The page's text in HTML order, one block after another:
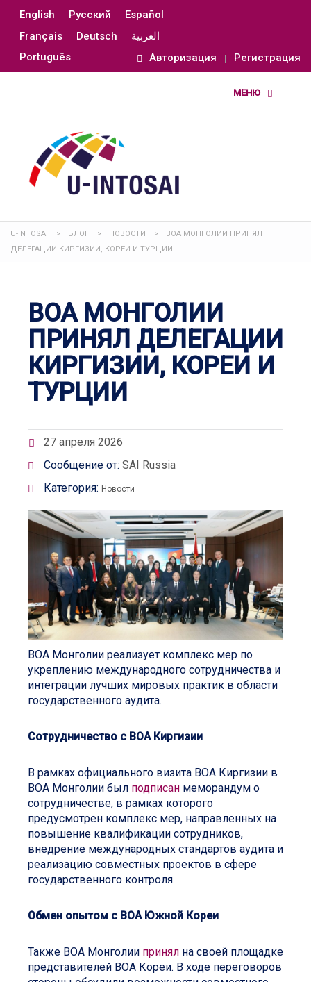
English Русский
Español
Français
Deutsch
العربية
Português
Авторизация Регистрация
U-INTOSAI > БЛОГ > НОВОСТИ >
ВОА МОНГОЛИИ ПРИНЯЛ
ДЕЛЕГАЦИИ КИРГИЗИИ, КОРЕИ И ТУРЦИИ
ВОА МОНГОЛИИ
ПРИНЯЛ ДЕЛЕГАЦИИ
КИРГИЗИИ, КОРЕИ И
ТУРЦИИ
27 апреля 2026
Сообщение от: SAI Russia
Категория: Новости
ВОА Монголии реализует комплекс мер по
укреплению международного сотрудничества и
интеграции лучших мировых практик в области
государственного аудита.
Сотрудничество с ВОА Киргизии
В рамках официального визита ВОА Киргизии в
ВОА Монголии был подписан меморандум о
сотрудничестве, в рамках которого
предусмотрен комплекс мер, направленных на
повышение квалификации сотрудников,
внедрение международных стандартов аудита и
реализацию совместных проектов в сфере
государственного контроля.
Обмен опытом с ВОА Южной Кореи
Также ВОА Монголии принял на своей площадке
представителей ВОА Кореи. В ходе переговоров